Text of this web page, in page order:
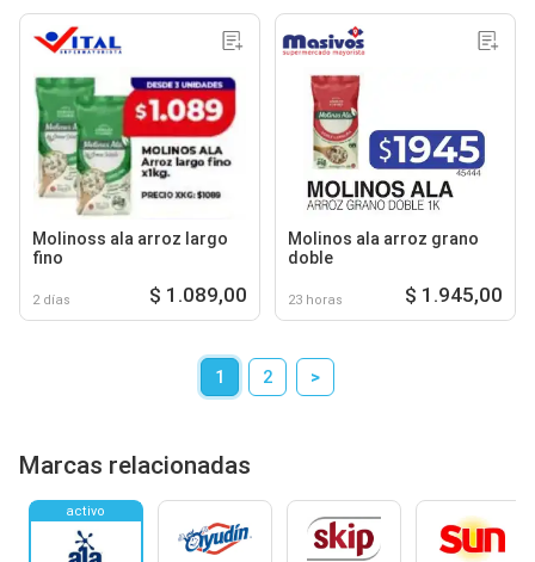
Molinoss ala arroz largo
fino
2 días $ 1.089,00
Molinos ala arroz grano
doble
23 horas $ 1.945,00
1 2 >
Marcas relacionadas
activo